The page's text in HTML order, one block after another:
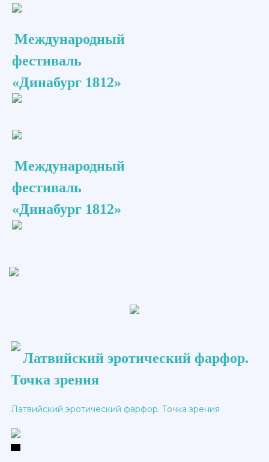
Международный
фестиваль
«Динабург 1812»
Международный
фестиваль
«Динабург 1812»
Латвийский эротический фарфор.
Точка зрения
Латвийский эротический фарфор. Точка зрения